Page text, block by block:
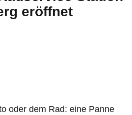
eröffnet
oder dem Rad: eine Panne